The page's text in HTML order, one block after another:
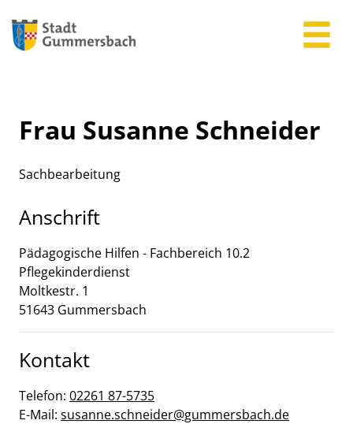
Frau Susanne Schneider
Sachbearbeitung
Anschrift
Pädagogische Hilfen - Fachbereich 10.2
Pflegekinderdienst
Moltkestr. 1
51643 Gummersbach
Kontakt
Telefon: 02261 87-5735
E-Mail: susanne.schneider@gummersbach.de